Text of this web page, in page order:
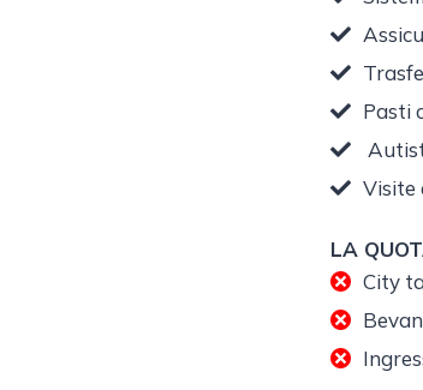
Pasti
Visite
LA
City